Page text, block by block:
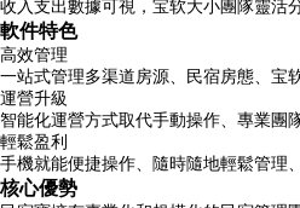
收入支出數據可視，宝软大小團隊靈活
軟件特色
高效管理
一站式管理多渠道房源、民宿房態、宝
運營升級
智能化運營方式取代手動操作、專業團
輕鬆盈利
手機就能便捷操作、 隨時隨地輕鬆管理
核心優勢